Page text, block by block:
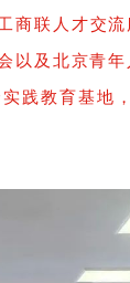
商联人才交
以及北京青
践教育基地